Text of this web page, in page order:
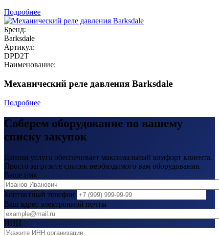
Подробнее
Бренд:
Barksdale
Артикул:
DPD2T
Наименование:
Механический реле давления Barksdale
Подробнее
Соберем оборудование по вашему
списку закупок
Данная услуга обеспечивает максимальный комфорт клиента.
Просто загрузите список необходимого вам оборудования.
Ваше имя
Контактный телефон
Ваш адрес электронной почты
ИНН